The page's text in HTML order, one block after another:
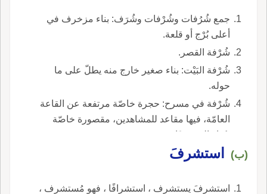
جمع شُرُفات وشُرْفات وشُرَف: بناء مزخرف في
أعلى بُرْج أو قلعة.
شُرْفة القصر.
شُرْفة البَيْت: بناء صغير خارج منه يطلّ على ما
حوله.
شُرْفة في مسرح: حجرة خاصّة مرتفعة عن القاعة
العامّة، فيها مقاعد للمشاهدين، مقصورة خاصّة
بكبار الشخصيّات.
(ب) استشرفَ
استشرفَ يستشرِف ، استشرافًا ، فهو مُستشرِف ،